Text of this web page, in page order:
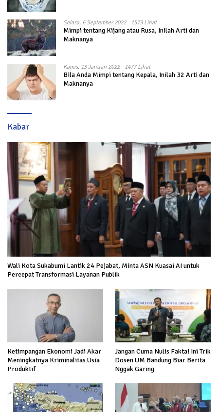
Selasa, 6 September 2022 1573 Lihat
Mimpi tentang Kijang atau Rusa, Inilah Arti dan
Maknanya
Kamis, 13 Januari 2022 1477 Lihat
Bila Anda Mimpi tentang Kepala, Inilah 32 Arti dan
Maknanya
Kabar
Wali Kota Sukabumi Lantik 24 Pejabat, Minta ASN Kuasai AI untuk
Percepat Transformasi Layanan Publik
Ketimpangan Ekonomi Jadi Akar
Meningkatnya Kriminalitas Usia
Produktif
Jangan Cuma Nulis Fakta! Ini Trik
Dosen UM Bandung Biar Berita
Nggak Garing